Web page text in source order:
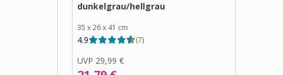
dunkelgrau/hellgrau
35 x 26 x 41 cm
4.9 (7)
UVP 29,99 €